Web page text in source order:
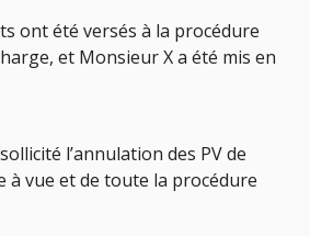
ont été versés à la procédure
et Monsieur X a été mis en
l’annulation des PV de
à vue et de toute la procédure